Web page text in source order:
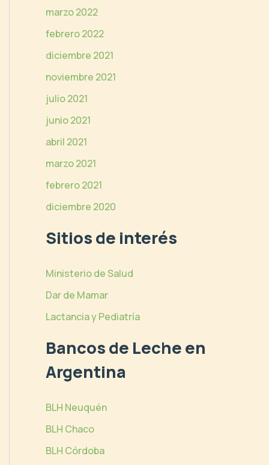
marzo 2022
febrero 2022
diciembre 2021
noviembre 2021
julio 2021
junio 2021
abril 2021
marzo 2021
febrero 2021
diciembre 2020
Sitios de interés
Ministerio de Salud
Dar de Mamar
Lactancia y Pediatría
Bancos de Leche en
Argentina
BLH Neuquén
BLH Chaco
BLH Córdoba